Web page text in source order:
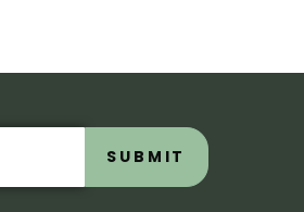
SUBMIT